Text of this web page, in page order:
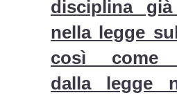
disciplina
nella legge
così come
dalla legge